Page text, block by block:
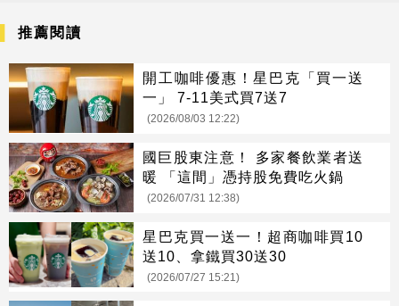
推薦閱讀
開工咖啡優惠！星巴克「買一送
一」 7-11美式買7送7
(2026/08/03 12:22)
國巨股東注意！ 多家餐飲業者送
暖 「這間」憑持股免費吃火鍋
(2026/07/31 12:38)
星巴克買一送一！超商咖啡買10
送10、拿鐵買30送30
(2026/07/27 15:21)